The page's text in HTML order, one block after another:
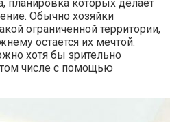
планировка которых делает
Обычно хозяйки
ограниченной территории,
остается их мечтой.
хотя бы зрительно
числе с помощью